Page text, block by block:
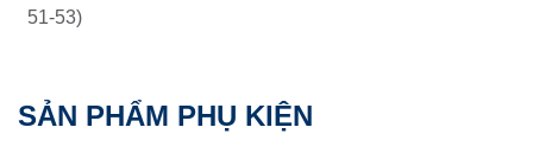
51-53)
SẢN PHẨM PHỤ KIỆN